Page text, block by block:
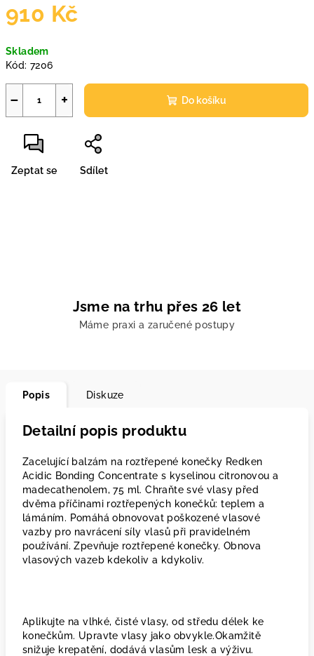
910 Kč
cena:
Skladem
Kód: 7206
+
− Do košíku
Zeptat se Sdílet
Jsme na trhu přes 26 let
Máme praxi a zaručené postupy
Popis Diskuze
Detailní popis produktu
Zacelující balzám na roztřepené konečky Redken
Acidic Bonding Concentrate s kyselinou citronovou a
madecathenolem, 75 ml. Chraňte své vlasy před
dvěma příčinami roztřepených konečků: teplem a
lámáním. Pomáhá obnovovat poškozené vlasové
vazby pro navrácení síly vlasů při pravidelném
používání. Zpevňuje roztřepené konečky. Obnova
vlasových vazeb kdekoliv a kdykoliv.
Aplikujte na vlhké, čisté vlasy, od středu délek ke
konečkům. Upravte vlasy jako obvykle.Okamžitě
snižuje krepatění, dodává vlasům lesk a výživu.